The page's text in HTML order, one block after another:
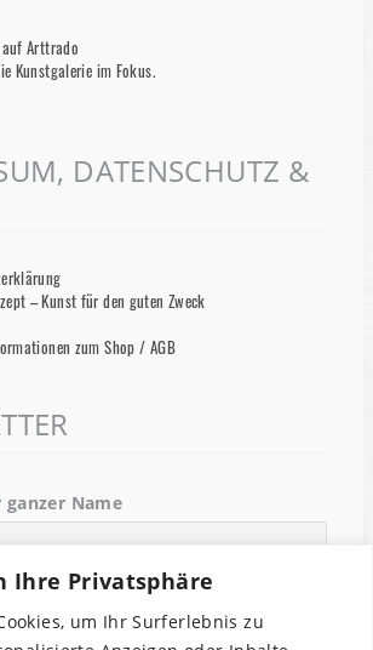
Ihre Privatsphäre
um Ihr Surferlebnis zu
Arttrado
Kunstgalerie im Fokus.
DATENSCHUTZ &
– Kunst für den guten Zweck
zum Shop / AGB
Name